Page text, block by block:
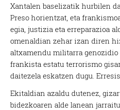
Xantalen baselizatik hurbilen
Preso horientzat, eta
egia, justizia eta erreparazioa
omenaldian zehar izan diren
altxamendu militarra genozidio
frankista estatu terrorismo
daitezela eskatzen dugu.
Ekitaldian azaldu dutenez,
bidezkoaren alde lanean